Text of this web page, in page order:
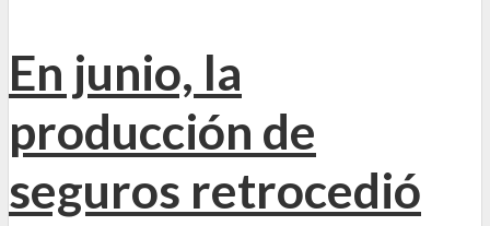
En junio, la
producción de
seguros retrocedió